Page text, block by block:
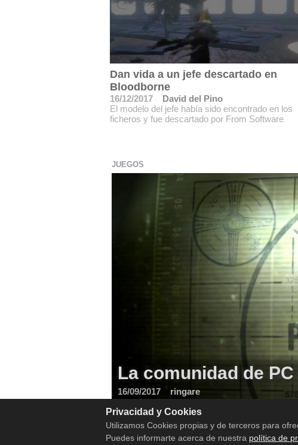
Dan vida a un jefe descartado en
Bloodborne
16/12/2017
David del Pino
El modelo del jefe había sido encontrado en los
ficheros y fue descartado por From Software
JUEGOS
La comunidad de
16/09/2017
ringare
Privacidad y Cookies
Utilizamos Cookies propias y de terceros para
Puedes informarte acerca de nuestra política de